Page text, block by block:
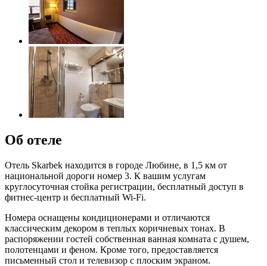
Об отеле
Отель Skarbek находится в городе Любине, в 1,5 км от
национальной дороги номер 3. К вашим услугам
круглосуточная стойка регистрации, бесплатный доступ в
фитнес-центр и бесплатный Wi-Fi.
Номера оснащены кондиционерами и отличаются
классическим декором в теплых коричневых тонах. В
распоряжении гостей собственная ванная комната с душем,
полотенцами и феном. Кроме того, предоставляется
письменный стол и телевизор с плоским экраном.